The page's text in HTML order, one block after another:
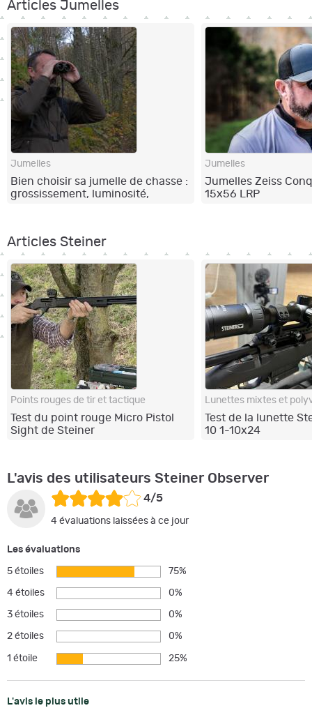
Articles Jumelles
Jumelles
Bien choisir sa jumelle de chasse :
grossissement, luminosité,
Jumelles
Jumelles Zeiss
15x56 LRP
Articles Steiner
Points rouges de tir et tactique
Test du point rouge Micro Pistol
Sight de Steiner
Lunettes mixtes et
Test de la lunette
10 1-10x24
L'avis des utilisateurs Steiner Observer
4/5
4 évaluations laissées à ce jour
Les évaluations
5 étoiles 75%
4 étoiles 0%
3 étoiles 0%
2 étoiles 0%
1 étoile 25%
L'avis le plus utile